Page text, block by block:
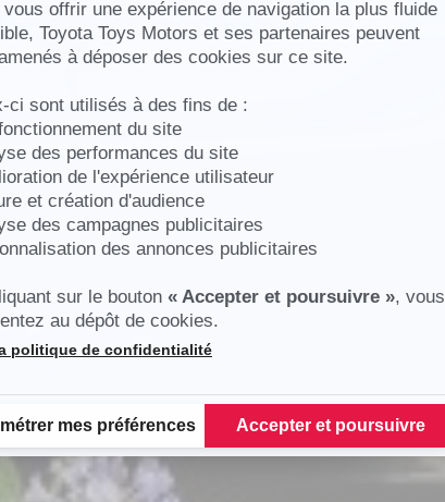
vous offrir une expérience de navigation la plus fluide
Toyota Toys Motors et ses partenaires peuvent
à déposer des cookies sur ce site.
ci sont utilisés à des fins de :
du site
des performances du site
de l'expérience utilisateur
et création d'audience
des campagnes publicitaires
des annonces publicitaires
sur le bouton « Accepter et poursuivre », vous
au dépôt de cookies.
de Gestion du Consentement : Personnalisez vos Options
politique de confidentialité
mes préférences Accepter et poursuivre